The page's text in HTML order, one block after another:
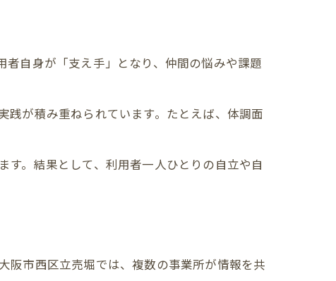
自身が「支え手」となり、仲間の悩みや課題
が積み重ねられています。たとえば、体調面
。結果として、利用者一人ひとりの自立や自
阪市西区立売堀では、複数の事業所が情報を共